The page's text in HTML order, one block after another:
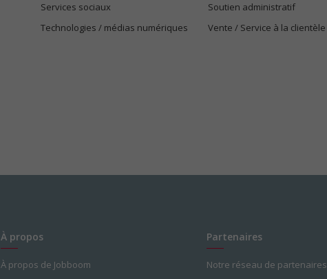
Services sociaux
Soutien administratif
Technologies / médias numériques
Vente / Service à la clientèle
À propos
À propos de Jobboom
Partenaires
Notre réseau de partenaires